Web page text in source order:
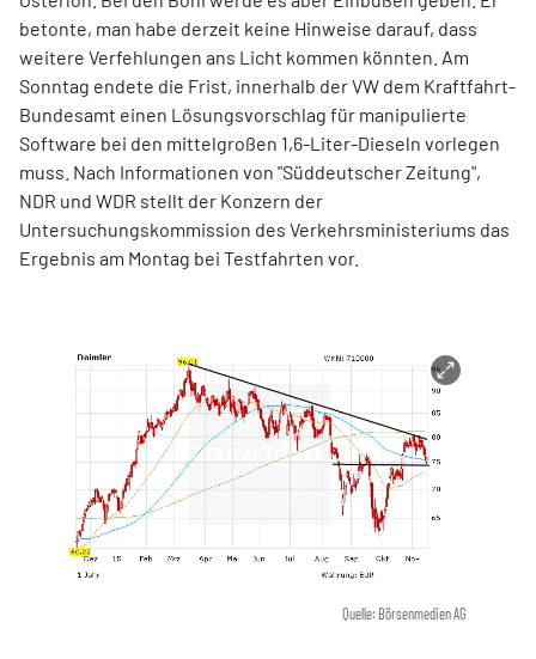
betonte, man habe derzeit keine Hinweise darauf, dass
weitere Verfehlungen ans Licht kommen könnten. Am
Sonntag endete die Frist, innerhalb derVW dem Kraftfahrt-
Bundesamt einen Lösungsvorschlag für manipulierte
Software bei den mittelgroßen 1,6-Liter-Dieseln vorlegen
muss. Nach Informationen von "Süddeutscher Zeitung",
NDR und WDR stellt der Konzern der
Untersuchungskommission des Verkehrsministeriums das
Ergebnis am Montag bei Testfahrten vor.
Quelle: Börsenmedien AG